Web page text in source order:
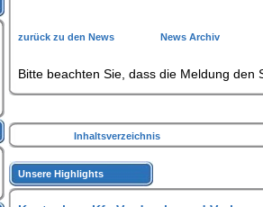
zurück zu den News News Archiv
Bitte beachten Sie, dass die Meldung
Inhaltsverzeichnis
Unsere Highlights